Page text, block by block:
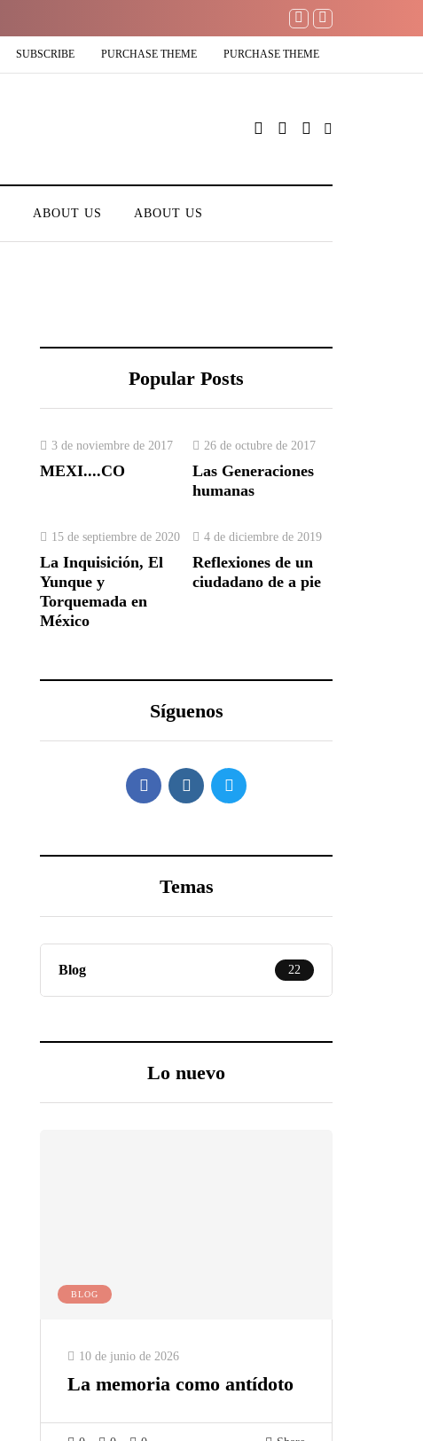
PURCHASE THEME
PURCHASE THEME
SUBSCRIBE
ABOUT US ABOUT US
Popular Posts
3 de noviembre de 2017
MEXI....CO
26 de octubre de 2017
Las Generaciones
humanas
15 de septiembre de 2020
La Inquisición, El
Yunque y
Torquemada en
México
4 de diciembre de 2019
Reflexiones de un
ciudadano de a pie
Síguenos
Temas
Blog 22
Lo nuevo
BLOG
10 de junio de 2026
La memoria como antídoto